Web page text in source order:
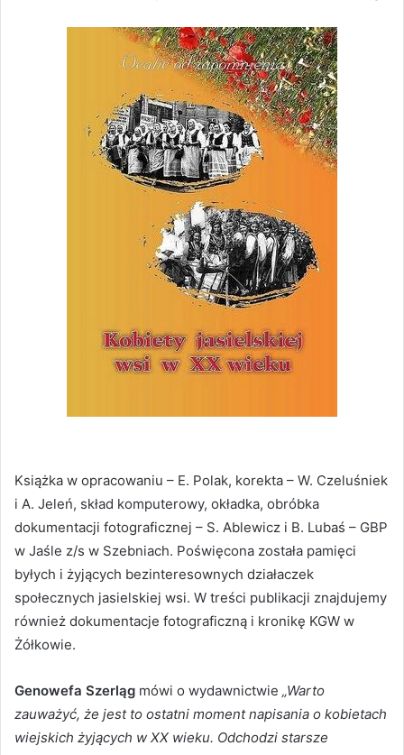
Książka w opracowaniu – E. Polak, korekta – W. Czeluśniek
i A. Jeleń, skład komputerowy, okładka, obróbka
dokumentacji fotograficznej – S. Ablewicz i B. Lubaś – GBP
w Jaśle z/s w Szebniach. Poświęcona została pamięci
byłych i żyjących bezinteresownych działaczek
społecznych jasielskiej wsi. W treści publikacji znajdujemy
również dokumentacje fotograficzną i kronikę KGW w
Żółkowie.
Genowefa Szerląg mówi o wydawnictwie „Warto
zauważyć, że jest to ostatni moment napisania o kobietach
wiejskich żyjących w XX wieku. Odchodzi starsze